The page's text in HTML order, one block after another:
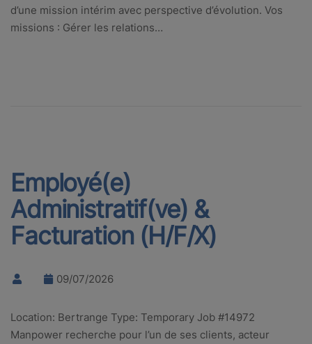
d’une mission intérim avec perspective d’évolution. Vos
missions : Gérer les relations…
Employé(e)
Administratif(ve) &
Facturation (H/F/X)
09/07/2026
Location: Bertrange Type: Temporary Job #14972
Manpower recherche pour l’un de ses clients, acteur